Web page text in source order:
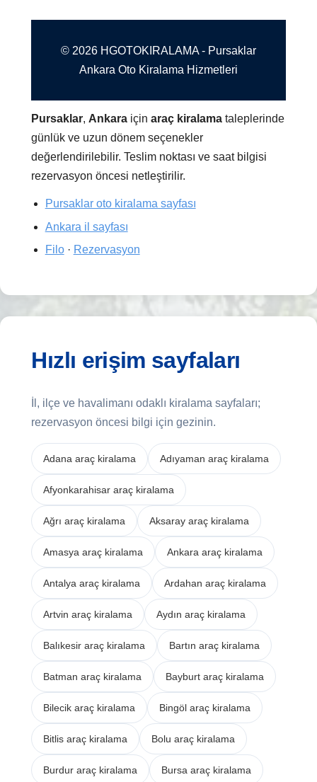
© 2026 HGOTOKIRALAMA - Pursaklar
Ankara Oto Kiralama Hizmetleri
Pursaklar, Ankara içinaraç kiralama taleplerinde
günlük ve uzun dönem seçenekler
değerlendirilebilir. Teslim noktası ve saat bilgisi
rezervasyon öncesi netleştirilir.
Pursaklar oto kiralama sayfası
Ankara il sayfası
Filo· Rezervasyon
Hızlı erişim sayfaları
İl, ilçe ve havalimanı odaklı kiralama sayfaları;
rezervasyon öncesi bilgi için gezinin.
Adana araç kiralama Adıyaman araç kiralama
Afyonkarahisar araç kiralama
Ağrı araç kiralama Aksaray araç kiralama
Amasya araç kiralama Ankara araç kiralama
Antalya araç kiralama Ardahan araç kiralama
Artvin araç kiralama Aydın araç kiralama
Balıkesir araç kiralama Bartın araç kiralama
Batman araç kiralama Bayburt araç kiralama
Bilecik araç kiralama Bingöl araç kiralama
Bitlis araç kiralama Bolu araç kiralama
Burdur araç kiralama Bursa araç kiralama